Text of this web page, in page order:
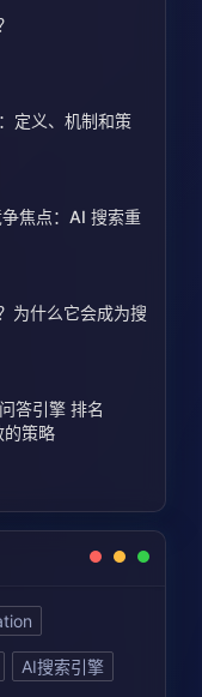
定义、机制和策
焦点：AI 搜索重
为什么它会成为搜
答引擎 排名
的策略
AI搜索引擎